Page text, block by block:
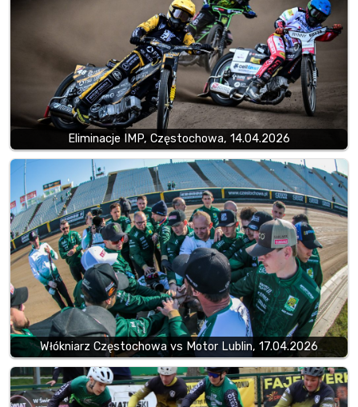
Eliminacje IMP, Częstochowa, 14.04.2026
Włókniarz Częstochowa vs Motor Lublin, 17.04.2026